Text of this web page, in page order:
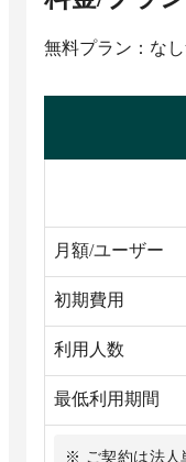
無料プラン：なし
月額/ユーザー
初期費用
利用人数
最低利用期間
※ ご契約は法人